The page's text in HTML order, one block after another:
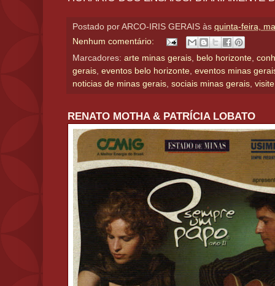
Postado por ARCO-IRIS GERAIS às quinta-feira,
Nenhum comentário:
Marcadores: arte minas gerais belo horizonte
gerais eventos belo horizonte eventos minas
noticias de minas gerais sociais minas gerais
RENATO MOTHA & PATRÍCIA LOBATO